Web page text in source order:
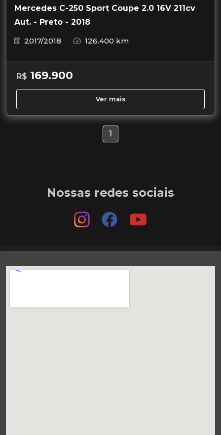
Mercedes C-250 Sport Coupe 2.0 16V 211cv
Aut. - Preto - 2018
2017/2018
126.400 km
R$ 169.900
Ver mais
1
Nossas redes sociais